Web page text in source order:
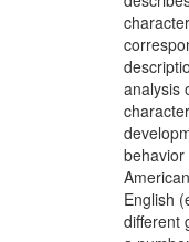
analysis
English
different